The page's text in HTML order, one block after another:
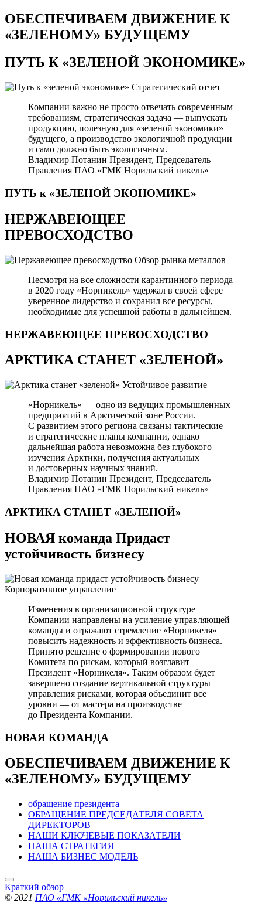
ОБЕСПЕЧИВАЕМ ДВИЖЕНИЕ К
«ЗЕЛЕНОМУ» БУДУЩЕМУ
ПУТЬ К«ЗЕЛЕНОЙ ЭКОНОМИКЕ»
Стратегический отчет
Компании важно не просто отвечать современным
требованиям, стратегическая задача — выпускать
продукцию, полезную для «зеленой экономики»
будущего, а производство экологичной продукции
и само должно быть экологичным.
Владимир Потанин Президент, Председатель
Правления ПАО «ГМК Норильский никель»
ПУТЬ к «ЗЕЛЕНОЙ ЭКОНОМИКЕ»
НЕРЖАВЕЮЩЕЕ
ПРЕВОСХОДСТВО
Обзор рынка металлов
Несмотря на все сложности карантинного периода
в 2020 году «Норникель» удержал в своей сфере
уверенное лидерство и сохранил все ресурсы,
необходимые для успешной работы в дальнейшем.
НЕРЖАВЕЮЩЕЕ ПРЕВОСХОДСТВО
АРКТИКА СТАНЕТ «ЗЕЛЕНОЙ»
Устойчивое развитие
«Норникель» — одно из ведущих промышленных
предприятий в Арктической зоне России.
С развитием этого региона связаны тактические
и стратегические планы компании, однако
дальнейшая работа невозможна без глубокого
изучения Арктики, получения актуальных
и достоверных научных знаний.
Владимир Потанин Президент, Председатель
Правления ПАО «ГМК Норильский никель»
АРКТИКА СТАНЕТ «ЗЕЛЕНОЙ»
НОВАЯ команда Придаст
устойчивость бизнесу
Корпоративное управление
Изменения в организационной структуре
Компании направлены на усиление управляющей
команды и отражают стремление «Норникеля»
повысить надежность и эффективность бизнеса.
Принято решение о формировании нового
Комитета по рискам, который возглавит
Президент «Норникеля». Таким образом будет
завершено создание вертикальной структуры
управления рисками, которая объединит все
уровни — от мастера на производстве
до Президента Компании.
НОВАЯ КОМАНДА
ОБЕСПЕЧИВАЕМ ДВИЖЕНИЕ К
«ЗЕЛЕНОМУ» БУДУЩЕМУ
обращение президента
ОБРАЩЕНИЕ ПРЕДСЕДАТЕЛЯ СОВЕТА
ДИРЕКТОРОВ
НАШИ КЛЮЧЕВЫЕ ПОКАЗАТЕЛИ
НАША СТРАТЕГИЯ
НАША БИЗНЕС МОДЕЛЬ
Краткий обзор
© 2021 ПАО «ГМК «Норильский никель»